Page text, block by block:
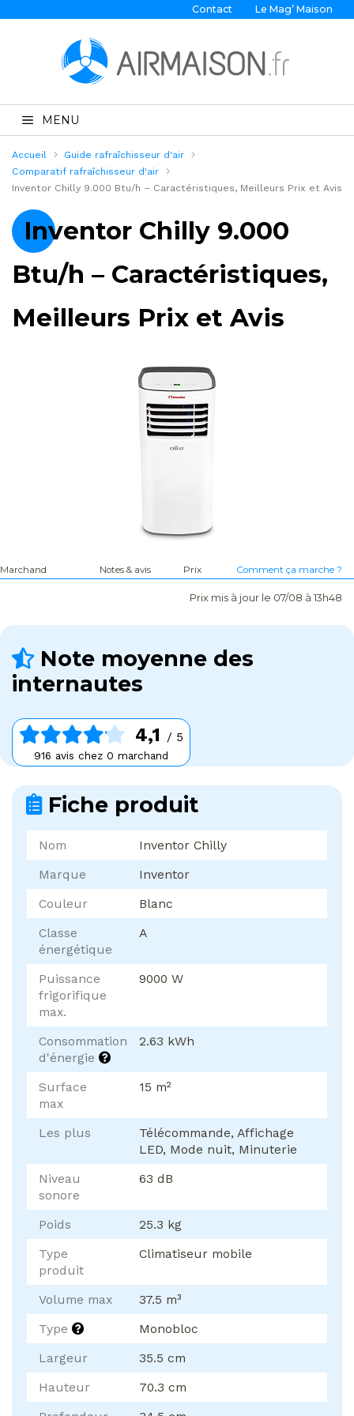
Contact Le Mag’ Maison
MENU
Accueil
Guide rafraîchisseur d'air
Comparatif rafraîchisseur d'air
Inventor Chilly 9.000 Btu/h – Caractéristiques, Meilleurs Prix et Avis
Inventor Chilly 9.000
Btu/h – Caractéristiques,
Meilleurs Prix et Avis
Marchand Notes & avis Prix Comment ça marche ?
Prix mis à jour le 07/08 à 13h48
Note moyenne des
internautes
4,1 / 5
916 avis chez 0 marchand
Fiche produit
Nom
Inventor Chilly
Marque
Inventor
Couleur
Blanc
Classe
énergétique
A
Puissance
frigorifique
max.
9000 W
Consommation
d'énergie
2.63 kWh
Surface
max
15 m²
Les plus
Télécommande, Affichage
LED, Mode nuit, Minuterie
Niveau
sonore
63 dB
Poids
25.3 kg
Type
produit
Climatiseur mobile
Volume max
37.5 m³
Type
Monobloc
Largeur
35.5 cm
Hauteur
70.3 cm